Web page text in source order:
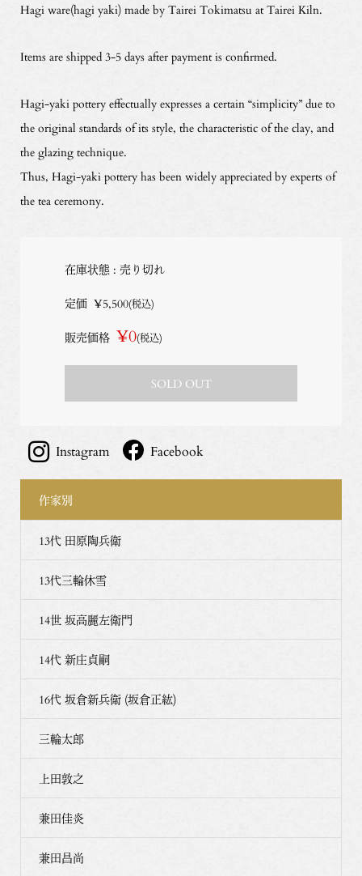
Hagi ware(hagi yaki) made by Tairei Tokimatsu at Tairei Kiln.
Items are shipped 3-5 days after payment is confirmed.
Hagi-yaki pottery effectually expresses a certain “simplicity” due to
the original standards of its style, the characteristic of the clay, and
the glazing technique.
Thus, Hagi-yaki pottery has been widely appreciated by experts of
the tea ceremony.
在庫状態 : 売り切れ
定価 ¥5,500(税込)
販売価格 ¥0(税込)
SOLD OUT
Instagram Facebook
作家別
13代 田原陶兵衛
13代三輪休雪
14世 坂高麗左衛門
14代 新庄貞嗣
16代 坂倉新兵衛 (坂倉正紘)
三輪太郎
上田敦之
兼田佳炎
兼田昌尚